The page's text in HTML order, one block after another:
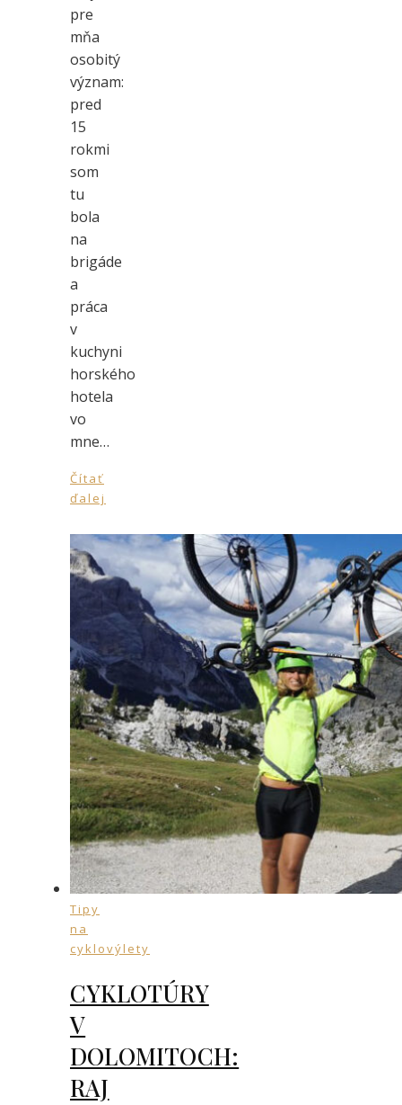
pre
mňa
osobitý
význam:
pred
15
rokmi
som
tu
bola
na
brigáde
a
práca
v
kuchyni
horského
hotela
vo
mne…
Čítať
ďalej
Tipy
na
cyklovýlety
CYKLOTÚRY
V
DOLOMITOCH:
RAJ